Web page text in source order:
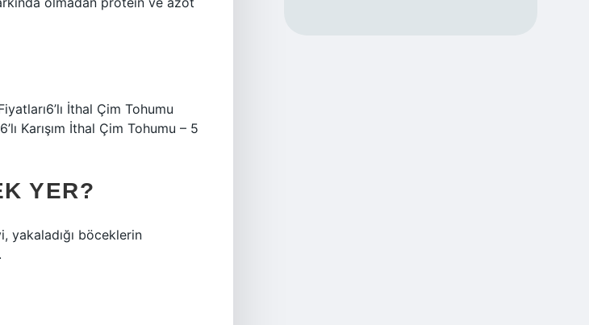
İthal Çim Tohumu
Karışım İthal Çim Tohumu – 5
YER?
yakaladığı böceklerin